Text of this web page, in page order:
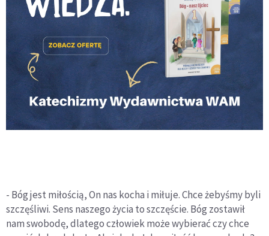
- Bóg jest miłością, On nas kocha i miłuje. Chce żebyśmy byli
szczęśliwi. Sens naszego życia to szczęście. Bóg zostawił
nam swobodę, dlatego człowiek może wybierać czy chce